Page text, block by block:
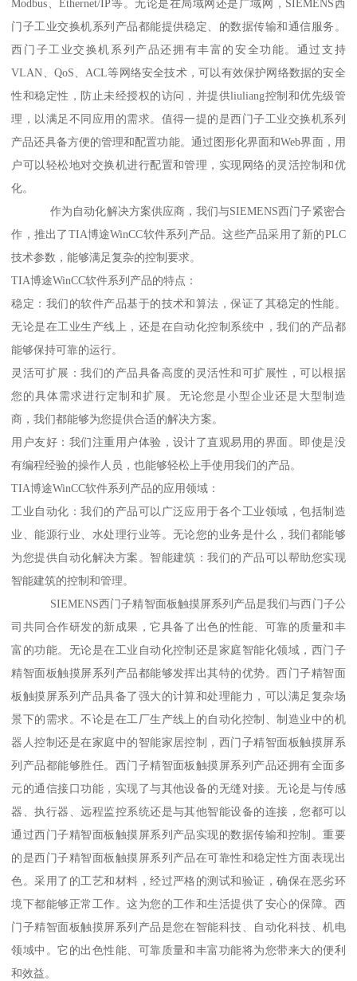
Modbus、Ethernet/IP等。无论是在局域网还是广域网，SIEMENS西
门子工业交换机系列产品都能提供稳定、的数据传输和通信服务。
西门子工业交换机系列产品还拥有丰富的安全功能。通过支持
VLAN、QoS、ACL等网络安全技术，可以有效保护网络数据的安全
性和稳定性，防止未经授权的访问，并提供liuliang控制和优先级管
理，以满足不同应用的需求。值得一提的是西门子工业交换机系列
产品还具备方便的管理和配置功能。通过图形化界面和Web界面，用
户可以轻松地对交换机进行配置和管理，实现网络的灵活控制和优
化。
作为自动化解决方案供应商，我们与SIEMENS西门子紧密合
作，推出了TIA博途WinCC软件系列产品。这些产品采用了新的PLC
技术参数，能够满足复杂的控制要求。
TIA博途WinCC软件系列产品的特点：
稳定：我们的软件产品基于的技术和算法，保证了其稳定的性能。
无论是在工业生产线上，还是在自动化控制系统中，我们的产品都
能够保持可靠的运行。
灵活可扩展：我们的产品具备高度的灵活性和可扩展性，可以根据
您的具体需求进行定制和扩展。无论您是小型企业还是大型制造
商，我们都能够为您提供合适的解决方案。
用户友好：我们注重用户体验，设计了直观易用的界面。即使是没
有编程经验的操作人员，也能够轻松上手使用我们的产品。
TIA博途WinCC软件系列产品的应用领域：
工业自动化：我们的产品可以广泛应用于各个工业领域，包括制造
业、能源行业、水处理行业等。无论您的业务是什么，我们都能够
为您提供自动化解决方案。智能建筑：我们的产品可以帮助您实现
智能建筑的控制和管理。
SIEMENS西门子精智面板触摸屏系列产品是我们与西门子公
司共同合作研发的新成果，它具备了出色的性能、可靠的质量和丰
富的功能。无论是在工业自动化控制还是家庭智能化领域，西门子
精智面板触摸屏系列产品都能够发挥出其特的优势。西门子精智面
板触摸屏系列产品具备了强大的计算和处理能力，可以满足复杂场
景下的需求。不论是在工厂生产线上的自动化控制、制造业中的机
器人控制还是在家庭中的智能家居控制，西门子精智面板触摸屏系
列产品都能够胜任。西门子精智面板触摸屏系列产品还拥有全面多
元的通信接口功能，实现了与其他设备的无缝对接。无论是与传感
器、执行器、远程监控系统还是与其他智能设备的连接，您都可以
通过西门子精智面板触摸屏系列产品实现的数据传输和控制。重要
的是西门子精智面板触摸屏系列产品在可靠性和稳定性方面表现出
色。采用了的工艺和材料，经过严格的测试和验证，确保在恶劣环
境下都能够正常工作。这为您的工作和生活提供了安心的保障。西
门子精智面板触摸屏系列产品是您在智能科技、自动化科技、机电
领域中。它的出色性能、可靠质量和丰富功能将为您带来大的便利
和效益。